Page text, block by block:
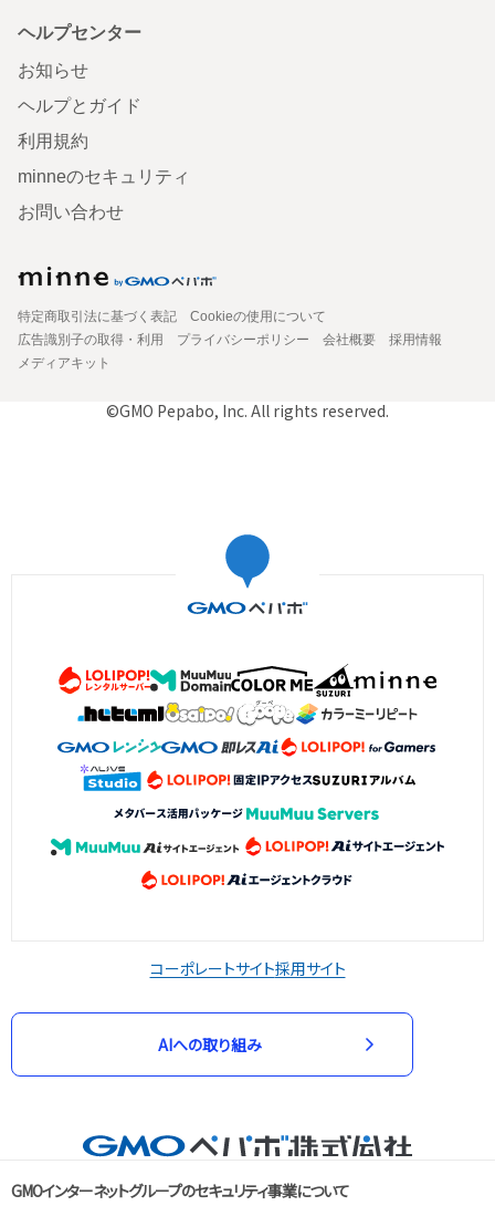
ヘルプセンター
お知らせ
ヘルプとガイド
利用規約
minneのセキュリティ
お問い合わせ
特定商取引法に基づく表記
Cookieの使用について
広告識別子の取得・利用
プライバシーポリシー 会社概要
採用情報
メディアキット
©GMO Pepabo, Inc. All rights reserved.
コーポレートサイト採用サイト
AIへの取り組み
GMOインターネットグループのセキュリティ事業について